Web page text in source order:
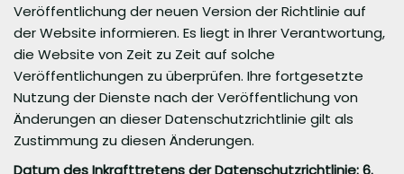
Veröffentlichung der neuen Version der Richtlinie auf
der Website informieren. Es liegt in Ihrer Verantwortung,
die Website von Zeit zu Zeit auf solche
Veröffentlichungen zu überprüfen. Ihre fortgesetzte
Nutzung der Dienste nach der Veröffentlichung von
Änderungen an dieser Datenschutzrichtlinie gilt als
Zustimmung zu diesen Änderungen.
Datum des Inkrafttretens der Datenschutzrichtlinie: 6.